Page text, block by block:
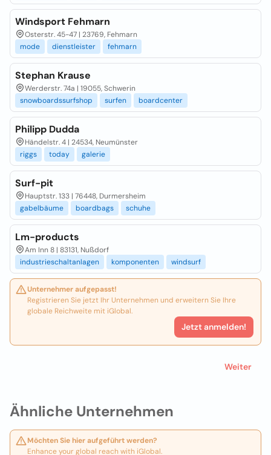
Ähnliche Unternehmen
Möchten Sie hier aufgeführt werden?
Enhance your global reach with iGlobal.
Windsport Fehmarn
Osterstr. 45-47 | 23769, Fehmarn
mode
dienstleister fehmarn
Stephan Krause
Werderstr. 74a | 19055, Schwerin
snowboardssurfshop
surfen boardcenter
Philipp Dudda
Händelstr. 4 | 24534, Neumünster
riggs
today galerie
Surf-pit
Hauptstr. 133 | 76448, Durmersheim
gabelbäume
boardbags schuhe
Lm-products
Am Inn 8 | 83131, Nußdorf
industrieschaltanlagen
komponenten windsurf
Unternehmer aufgepasst!
Registrieren Sie jetzt Ihr Unternehmen und erweitern Sie Ihre
globale Reichweite mit iGlobal.
Jetzt anmelden!
Weiter